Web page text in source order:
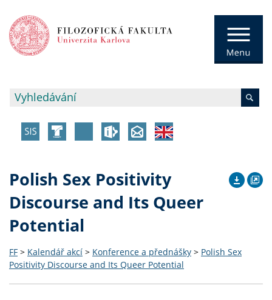
Polish Sex Positivity
Discourse and Its Queer
Potential
FF > Kalendář akcí > Konference a přednášky > Polish Sex
Positivity Discourse and Its Queer Potential